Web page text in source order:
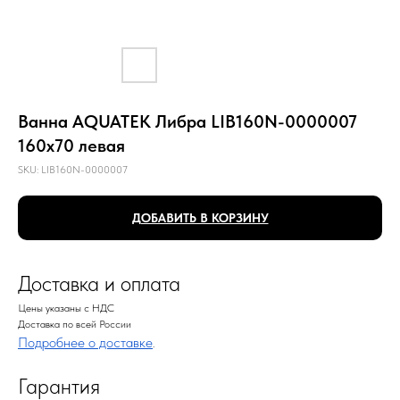
Ванна AQUATEK Либра LIB160N-0000007
160х70 левая
SKU: LIB160N-0000007
ДОБАВИТЬ В КОРЗИНУ
Доставка и оплата
Цены указаны с НДС
Доставка по всей России
Подробнее о доставке.
Гарантия